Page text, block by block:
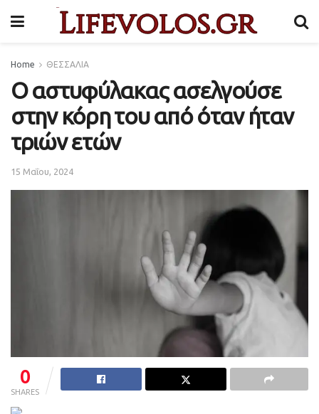
Home ΘΕΣΣΑΛΙΑ
Ο αστυφύλακας ασελγούσε
στην κόρη του από όταν ήταν
τριών ετών
15 Μαΐου, 2024
0
SHARES